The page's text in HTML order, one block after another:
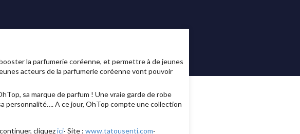
la parfumerie coréenne, et permettre à de jeunes
acteurs de la parfumerie coréenne vont pouvoir
sa marque de parfum ! Une vraie garde de robe
personnalité…. A ce jour, OhTop compte une collection
cliquezici· Site : www.tatousenti.com·